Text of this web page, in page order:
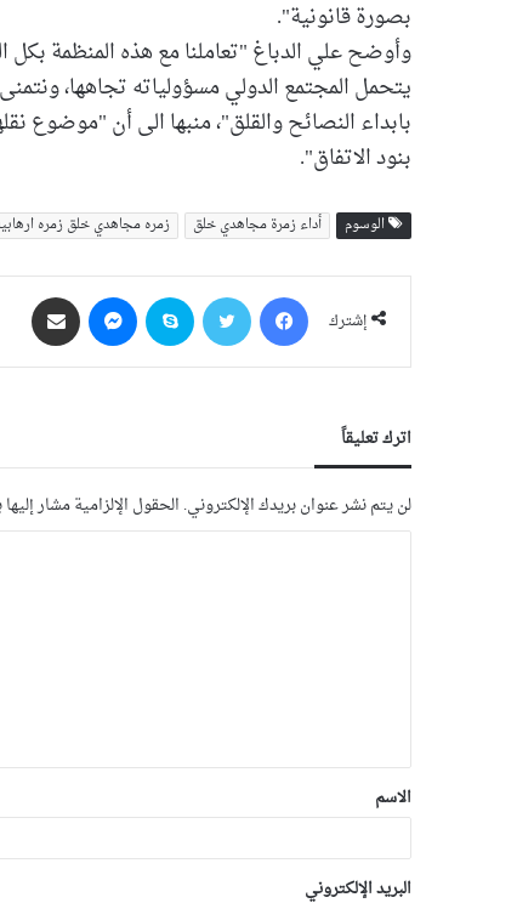
بصورة قانونية".
وأوضح علي الدباغ "تعاملنا مع هذه المنظمة بكل
يتحمل المجتمع الدولي مسؤولياته تجاهها،
بابداء النصائح والقلق"، منبها الى أن "موضوع
بنود الاتفاق".
الوسوم أداء زمرة مجاهدي خلق زمره مجاهدي خلق زمره
إشترك
فيسبوك سكايب ماسنجر
اترك تعليقاً
لن يتم نشر عنوان بريدك الإلكتروني. الحقول الإلزامية مشار إليها
الاسم
البريد الإلكتروني